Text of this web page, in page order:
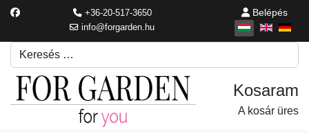
+36-20-517-3650
info@forgarden.hu
Belépés
Keresés
Írjon be egy keresési kifejezést.
A kosár üres